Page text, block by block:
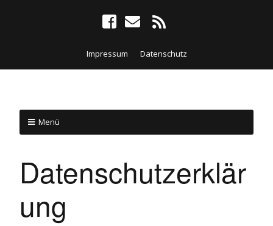
Impressum Datenschutz
Menü
Datenschutzerklär
ung